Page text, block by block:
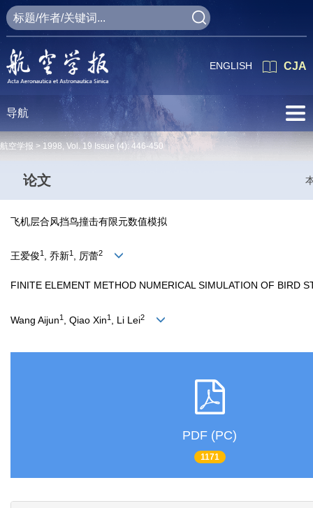
CJA
ENGLISH
导航
航空学报 > 1998, Vol. 19 Issue (4): 446-450
论文
飞机层合风挡鸟撞击有限元数值模拟
王爱俊1 , 乔新1 , 厉蕾2
FINITE ELEMENT METHOD NUMERICAL SIMULATION OF BIRD
Wang Aijun1 , Qiao Xin1 , Li Lei2
PDF (PC)
1171